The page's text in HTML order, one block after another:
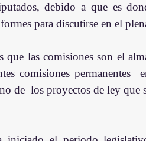
debido a que es
para discutirse en el
que las comisiones son el
comisiones permanentes
de  los proyectos de ley